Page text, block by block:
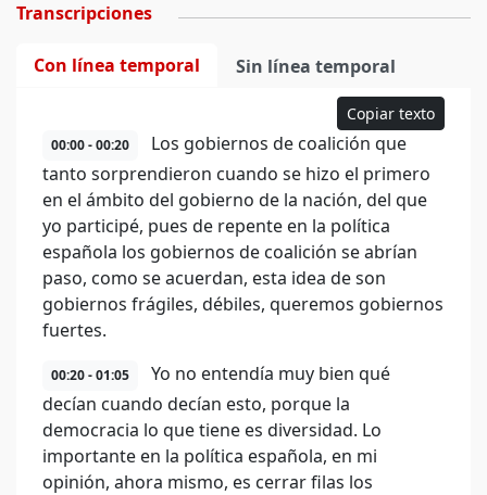
Transcripciones
Con línea temporal Sin línea temporal
Copiar texto
00:00 - 00:20
Los gobiernos de coalición que
tanto sorprendieron cuando se hizo el primero
en el ámbito del gobierno de la nación, del que
yo participé, pues de repente en la política
española los gobiernos de coalición se abrían
paso, como se acuerdan, esta idea de son
gobiernos frágiles, débiles, queremos gobiernos
fuertes.
00:20 - 01:05
Yo no entendía muy bien qué
decían cuando decían esto, porque la
democracia lo que tiene es diversidad. Lo
importante en la política española, en mi
opinión, ahora mismo, es cerrar filas los